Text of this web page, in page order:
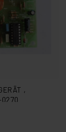
,
0270